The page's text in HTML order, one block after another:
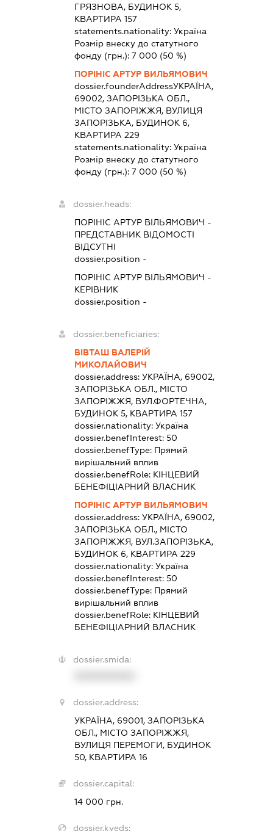
ГРЯЗНОВА, БУДИНОК 5,
КВАРТИРА 157
statements.nationality:Україна
Розмір внеску до статутного
фонду (грн.):7 000 (50 %)
ПОРІНІС АРТУР ВИЛЬЯМОВИЧ
dossier.founderAddressУКРАЇНА,
69002, ЗАПОРІЗЬКА ОБЛ.,
МІСТО ЗАПОРІЖЖЯ, ВУЛИЦЯ
ЗАПОРІЗЬКА, БУДИНОК 6,
КВАРТИРА 229
statements.nationality:Україна
Розмір внеску до статутного
фонду (грн.):7 000 (50 %)
dossier.heads:
ПОРІНІС АРТУР ВІЛЬЯМОВИЧ -
ПРЕДСТАВНИК ВІДОМОСТІ
ВІДСУТНІ
dossier.position -
ПОРІНІС АРТУР ВІЛЬЯМОВИЧ -
КЕРІВНИК
dossier.position -
dossier.beneficiaries:
ВІВТАШ ВАЛЕРІЙ
МИКОЛАЙОВИЧ
dossier.address:УКРАЇНА, 69002,
ЗАПОРІЗЬКА ОБЛ., МІСТО
ЗАПОРІЖЖЯ, ВУЛ.ФОРТЕЧНА,
БУДИНОК 5, КВАРТИРА 157
dossier.nationality:Україна
dossier.benefInterest:50
dossier.benefType: Прямий
вирішальний вплив
dossier.benefRole: КІНЦЕВИЙ
БЕНЕФІЦІАРНИЙ ВЛАСНИК
ПОРІНІС АРТУР ВИЛЬЯМОВИЧ
dossier.address:УКРАЇНА, 69002,
ЗАПОРІЗЬКА ОБЛ., МІСТО
ЗАПОРІЖЖЯ, ВУЛ.ЗАПОРІЗЬКА,
БУДИНОК 6, КВАРТИРА 229
dossier.nationality:Україна
dossier.benefInterest:50
dossier.benefType: Прямий
вирішальний вплив
dossier.benefRole: КІНЦЕВИЙ
БЕНЕФІЦІАРНИЙ ВЛАСНИК
dossier.smida:
dossier.address:
УКРАЇНА, 69001, ЗАПОРІЗЬКА
ОБЛ., МІСТО ЗАПОРІЖЖЯ,
ВУЛИЦЯ ПЕРЕМОГИ, БУДИНОК
50, КВАРТИРА 16
dossier.capital:
14 000 грн.
dossier.kveds: